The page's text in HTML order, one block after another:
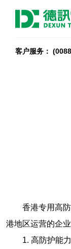
客户服务：
香港专用高
港地区运营的企
1. 高防护能